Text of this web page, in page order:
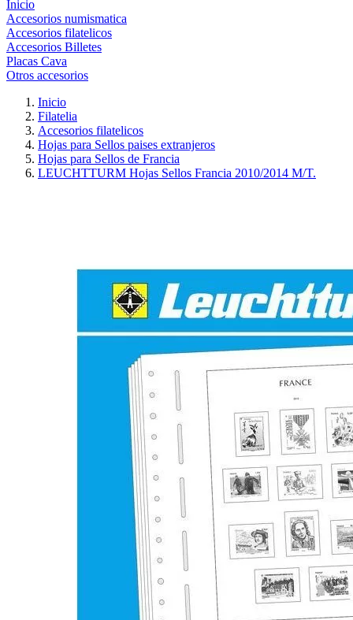
Inicio
Accesorios numismatica
Accesorios filatelicos
Accesorios Billetes
Placas Cava
Otros accesorios
Inicio
Filatelia
Accesorios filatelicos
Hojas para Sellos paises extranjeros
Hojas para Sellos de Francia
LEUCHTTURM Hojas Sellos Francia 2010/2014 M/T.